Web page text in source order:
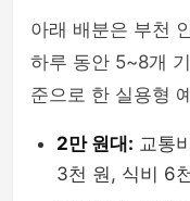
아래 배분은 부천
하루 동안 5~8개
준으로 한 실용형
2만 원대: 교통
3천 원, 식비 6